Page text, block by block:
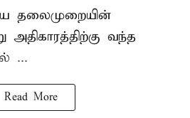
தலைமுறையின்
அதிகாரத்திற்கு வந்த
...
Read More